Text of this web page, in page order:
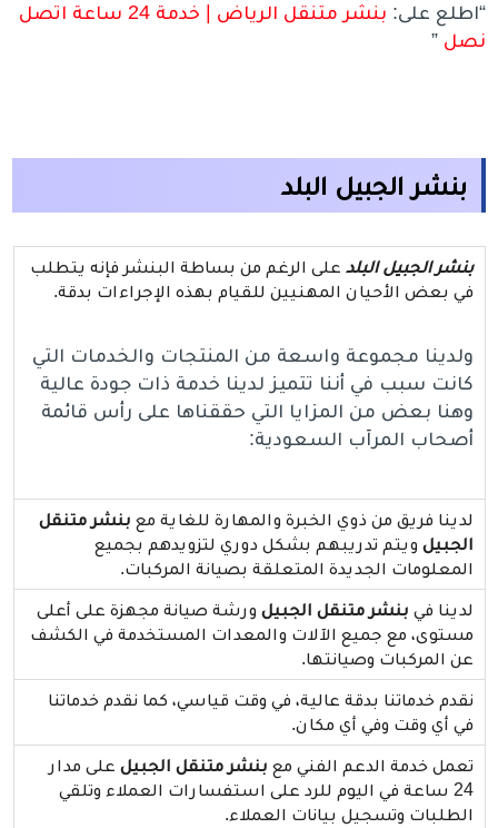
“اطلع على:
بنشر متنقل الرياض | خدمة 24 ساعة اتصل
نصل”
بنشر الجبيل البلد
بنشر الجبيل البلد على الرغم من بساطة البنشر فإنه يتطلب
في بعض الأحيان المهنيين للقيام بهذه الإجراءات بدقة.
ولدينا مجموعة واسعة من المنتجات والخدمات التي
كانت سبب في أننا تتميز لدينا خدمة ذات جودة عالية
وهنا بعض من المزايا التي حققناها على رأس قائمة
أصحاب المرآب السعودية:
لدينا فريق من ذوي الخبرة والمهارة للغاية مع بنشر متنقل
الجبيل ويتم تدريبهم بشكل دوري لتزويدهم بجميع
المعلومات الجديدة المتعلقة بصيانة المركبات.
لدينا في بنشر متنقل الجبيل ورشة صيانة مجهزة على أعلى
مستوى، مع جميع الآلات والمعدات المستخدمة في الكشف
عن المركبات وصيانتها.
نقدم خدماتنا بدقة عالية، في وقت قياسي، كما نقدم خدماتنا
في أي وقت وفي أي مكان.
تعمل خدمة الدعم الفني مع بنشر متنقل الجبيل على مدار
24 ساعة في اليوم للرد على استفسارات العملاء وتلقي
الطلبات وتسجيل بيانات العملاء.